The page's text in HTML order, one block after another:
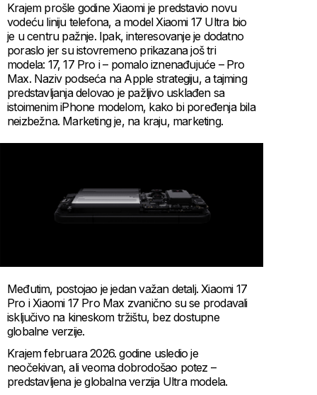
Krajem prošle godine Xiaomi je predstavio novu
vodeću liniju telefona, a model Xiaomi 17 Ultra bio
je u centru pažnje. Ipak, interesovanje je dodatno
poraslo jer su istovremeno prikazana još tri
modela: 17, 17 Pro i – pomalo iznenađujuće – Pro
Max. Naziv podseća na Apple strategiju, a tajming
predstavljanja delovao je pažljivo usklađen sa
istoimenim iPhone modelom, kako bi poređenja bila
neizbežna. Marketing je, na kraju, marketing.
Međutim, postojao je jedan važan detalj. Xiaomi 17
Pro i Xiaomi 17 Pro Max zvanično su se prodavali
isključivo na kineskom tržištu, bez dostupne
globalne verzije.
Krajem februara 2026. godine usledio je
neočekivan, ali veoma dobrodošao potez –
predstavljena je globalna verzija Ultra modela.